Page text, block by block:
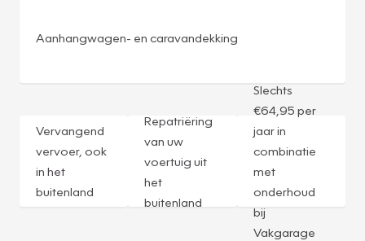
Aanhangwagen- en caravandekking
Vervangend
vervoer, ook
in het
buitenland
Repatriëring
van uw
voertuig uit
het
buitenland
Slechts
€64,95 per
jaar in
combinatie
met
onderhoud
bij
Vakgarage